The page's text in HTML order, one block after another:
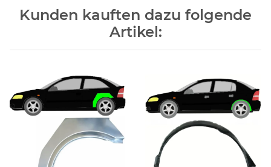
Kunden kauften dazu folgende
Artikel: